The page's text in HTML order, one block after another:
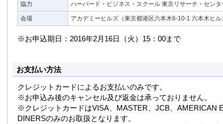
協力 ハーバード・ビジネス・スクール 東京リサーチ・センタ
会場 アカデミーヒルズ（東京都港区六本木6-10-1 六本木ヒ
※お申込期日：2016年2月16日（火）15：00まで
お支払い方法
クレジットカードによるお支払いのみです。
※お申込み後のキャンセル及び返金は承っておりません。
※クレジットカードはVISA、MASTER、JCB、AMERICAN
DINERSのみのお取扱となります。